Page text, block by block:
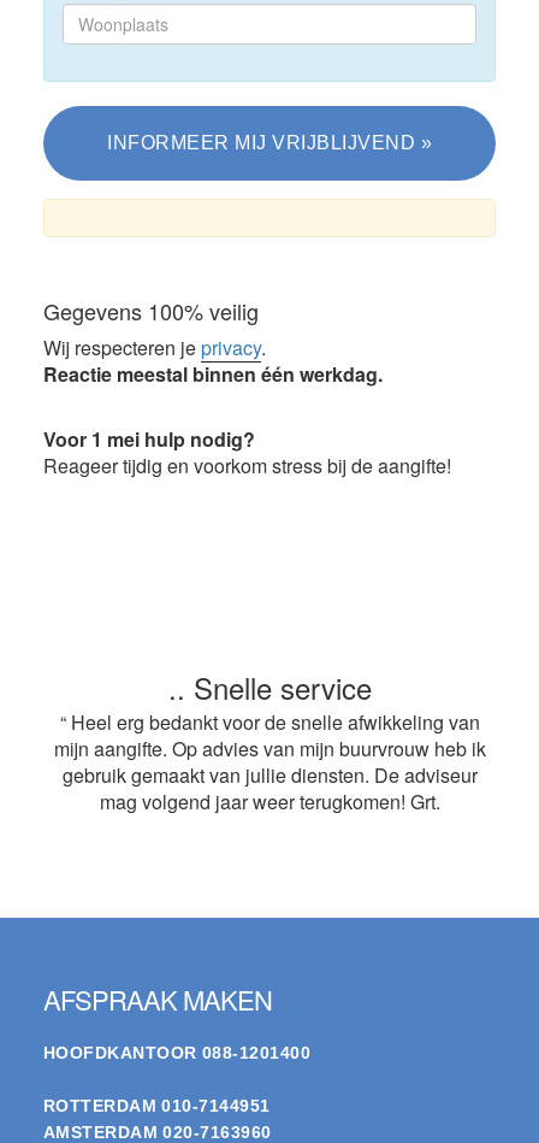
Gegevens 100% veilig
Wij respecteren jeprivacy.
Reactie meestal binnen één werkdag.
Voor 1 mei hulp nodig?
Reageer tijdig en voorkom stress bij de aangifte!
.. Snelle service
“ Heel erg bedankt voor de snelle afwikkeling van
mijn aangifte. Op advies van mijn buurvrouw heb ik
gebruik gemaakt van jullie diensten. De adviseur
mag volgend jaar weer terugkomen! Grt.
AFSPRAAK MAKEN
HOOFDKANTOOR 088-1201400
ROTTERDAM 010-7144951
AMSTERDAM 020-7163960